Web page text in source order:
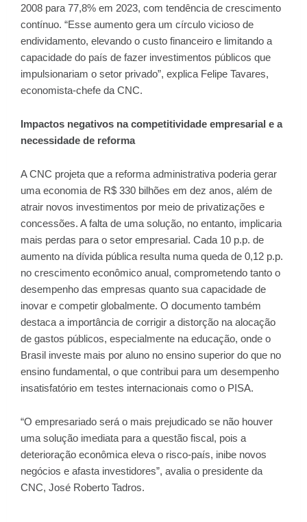
2008 para 77,8% em 2023, com tendência de crescimento
contínuo. “Esse aumento gera um círculo vicioso de
endividamento, elevando o custo financeiro e limitando a
capacidade do país de fazer investimentos públicos que
impulsionariam o setor privado”, explica Felipe Tavares,
economista-chefe da CNC.
Impactos negativos na competitividade empresarial e a
necessidade de reforma
A CNC projeta que a reforma administrativa poderia gerar
uma economia de R$ 330 bilhões em dez anos, além de
atrair novos investimentos por meio de privatizações e
concessões. A falta de uma solução, no entanto, implicaria
mais perdas para o setor empresarial. Cada 10 p.p. de
aumento na dívida pública resulta numa queda de 0,12 p.p.
no crescimento econômico anual, comprometendo tanto o
desempenho das empresas quanto sua capacidade de
inovar e competir globalmente. O documento também
destaca a importância de corrigir a distorção na alocação
de gastos públicos, especialmente na educação, onde o
Brasil investe mais por aluno no ensino superior do que no
ensino fundamental, o que contribui para um desempenho
insatisfatório em testes internacionais como o PISA.
“O empresariado será o mais prejudicado se não houver
uma solução imediata para a questão fiscal, pois a
deterioração econômica eleva o risco-país, inibe novos
negócios e afasta investidores”, avalia o presidente da
CNC, José Roberto Tadros.